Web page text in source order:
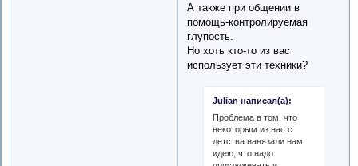
А также при общении в
помощь-контролируемая
глупость.
Но хоть кто-то из вас
использует эти техники?
Julian написал(а):
Проблема в том, что
некоторым из нас с
детства навязали нам
идею, что надо